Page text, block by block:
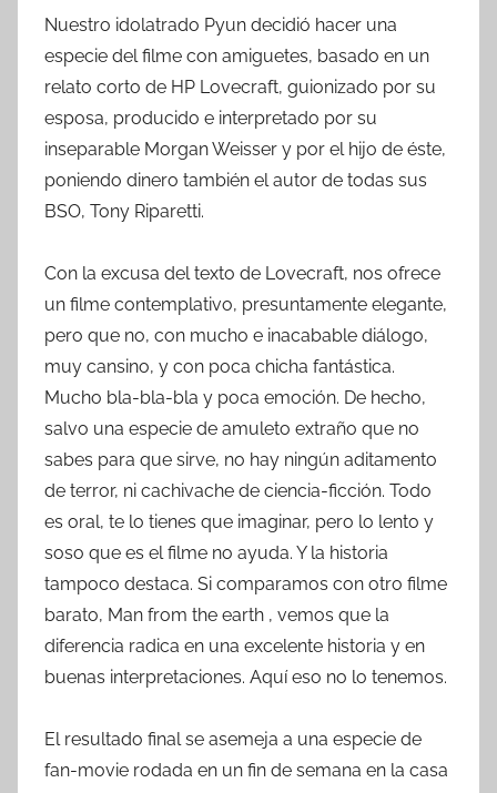
Nuestro idolatrado Pyun decidió hacer una
especie del filme con amiguetes, basado en un
relato corto de HP Lovecraft, guionizado por su
esposa, producido e interpretado por su
inseparable Morgan Weisser y por el hijo de éste,
poniendo dinero también el autor de todas sus
BSO, Tony Riparetti.
Con la excusa del texto de Lovecraft, nos ofrece
un filme contemplativo, presuntamente elegante,
pero que no, con mucho e inacabable diálogo,
muy cansino, y con poca chicha fantástica.
Mucho bla-bla-bla y poca emoción. De hecho,
salvo una especie de amuleto extraño que no
sabes para que sirve, no hay ningún aditamento
de terror, ni cachivache de ciencia-ficción. Todo
es oral, te lo tienes que imaginar, pero lo lento y
soso que es el filme no ayuda. Y la historia
tampoco destaca. Si comparamos con otro filme
barato, Man from the earth , vemos que la
diferencia radica en una excelente historia y en
buenas interpretaciones. Aquí eso no lo tenemos.
El resultado final se asemeja a una especie de
fan-movie rodada en un fin de semana en la casa